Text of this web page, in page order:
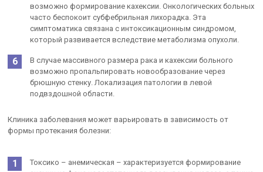
возможно формирование кахексии. Онкологических больных
часто беспокоит субфебрильная лихорадка. Эта
симптоматика связана с интоксикационным синдромом,
который развивается вследствие метаболизма опухоли.
В случае массивного размера рака и кахексии больного
возможно пропальпировать новообразование через
брюшную стенку. Локализация патологии в левой
подвздошной области.
Клиника заболевания может варьировать в зависимость от
формы протекания болезни:
Токсико – анемическая – характеризуется формирование